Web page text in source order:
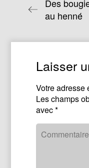
Des
au henné
Laisser
Votre adresse
Les champs
avec*